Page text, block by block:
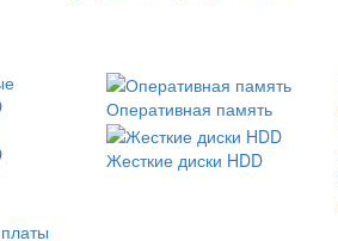
Оперативная память
Жесткие диски HDD